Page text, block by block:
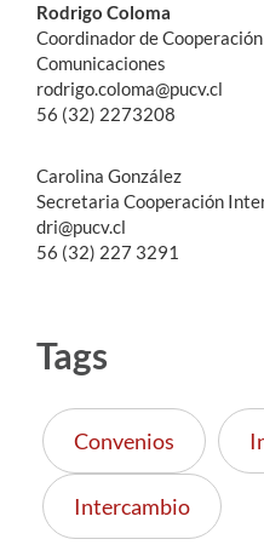
Académicos
Funcionarios
Alumni
English
Rodrigo Coloma
Coordinador de
Comunicaciones
rodrigo.coloma@pucv.cl
56 (32) 2273208
Carolina González
Secretaria Cooperación
dri@pucv.cl
56 (32) 227 3291
Tags
Convenios
Intercambio